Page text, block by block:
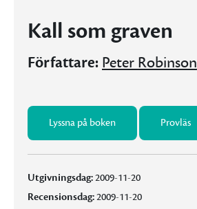
Kall som graven
Författare: Peter Robinson
Lyssna på boken Provläs
Utgivningsdag:2009-11-20
Recensionsdag:2009-11-20